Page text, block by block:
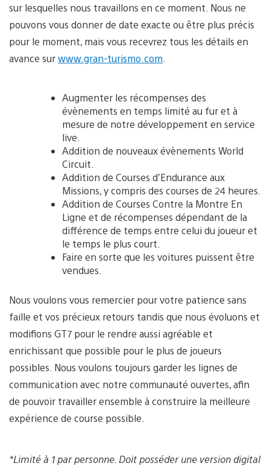
sur lesquelles nous travaillons en ce moment. Nous ne
pouvons vous donner de date exacte ou être plus précis
pour le moment, mais vous recevrez tous les détails en
avance surwww.gran-turismo.com
Augmenter les récompenses des
évènements en temps limité au fur et à
mesure de notre développement en service
live.
Addition de nouveaux évènements World
Circuit.
Addition de Courses d’Endurance aux
Missions, y compris des courses de 24 heures.
Addition de Courses Contre la Montre En
Ligne et de récompenses dépendant de la
différence de temps entre celui du joueur et
le temps le plus court.
Faire en sorte que les voitures puissent être
vendues.
Nous voulons vous remercier pour votre patience sans
faille et vos précieux retours tandis que nous évoluons et
modifions GT7 pour le rendre aussi agréable et
enrichissant que possible pour le plus de joueurs
possibles. Nous voulons toujours garder les lignes de
communication avec notre communauté ouvertes, afin
de pouvoir travailler ensemble à construire la meilleure
expérience de course possible.
*Limité à 1 par personne. Doit posséder une version digital